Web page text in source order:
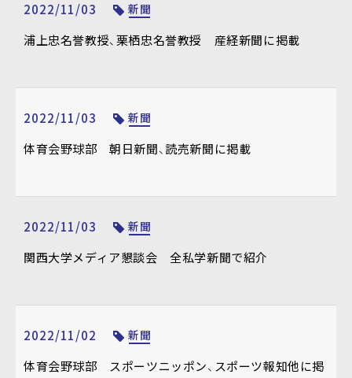
2022/11/03 新聞
浦上忠名誉教授、栗栖忠名誉教授 産経新聞に掲載
2022/11/03 新聞
体育会野球部 朝日新聞、読売新聞に掲載
2022/11/03 新聞
関西大学メディア懇談会 全私学新聞で紹介
2022/11/02 新聞
体育会野球部 スポーツニッポン、スポーツ報知他に掲